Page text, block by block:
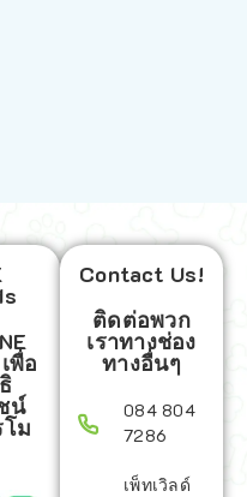
พื่อ
น์
ม
Contact Us!
ติดต่อพวก
เราทางช่อง
ทางอื่นๆ
084 804
7286
เพ็ทเวิลด์